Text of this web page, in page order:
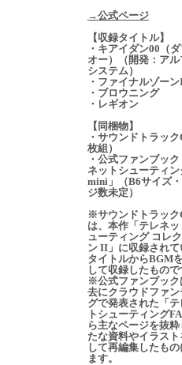
→公式ページ
【収録タイトル】
・キアイダン00（
オー）（開発：ア
システム）
・ファイナルゾー
・ブロウニング
・レギオン
【同梱物】
・サウンドトラッ
枚組）
・公式ファンブッ
ネットシューティン
mini」（B6サイズ
ジ数未定）
※サウンドトラック
は、本作「テレネッ
ューティング コレ
ン II」に収録されて
タイトルからBGM
して収録したもの
※公式ファンブック
去にクラウドファン
グで発表された「
トシューティング
ら主なページを抜
たな資料やイラスト
して再編集したも
ます。